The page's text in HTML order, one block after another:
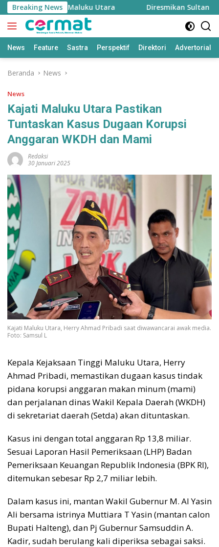
Langsung
ke
konten
Breaking News
Inflasi Maluku Utara Diresmikan Sultan
News Feature Sastra Perspektif Direktori Advertorial
Beranda News
News
Kajati Maluku Utara Pastikan
Tuntaskan Kasus Dugaan Korupsi
Anggaran WKDH dan Mami
Redaksi
30 Januari 2025
Kajati Maluku Utara, Herry Ahmad Pribadi saat diwawancarai awak media.
Foto: Samsul L
Kepala Kejaksaan Tinggi Maluku Utara, Herry
Ahmad Pribadi, memastikan dugaan kasus tindak
pidana korupsi anggaran makan minum (mami)
dan perjalanan dinas Wakil Kepala Daerah (WKDH)
di sekretariat daerah (Setda) akan dituntaskan.
Kasus ini dengan total anggaran Rp 13,8 miliar.
Sesuai Laporan Hasil Pemeriksaan (LHP) Badan
Pemeriksaan Keuangan Republik Indonesia (BPK RI),
ditemukan sebesar Rp 2,7 miliar lebih.
Dalam kasus ini, mantan Wakil Gubernur M. Al Yasin
Ali bersama istrinya Muttiara T Yasin (mantan calon
Bupati Halteng), dan Pj Gubernur Samsuddin A.
Kadir, sudah berulang kali diperiksa sebagai saksi.